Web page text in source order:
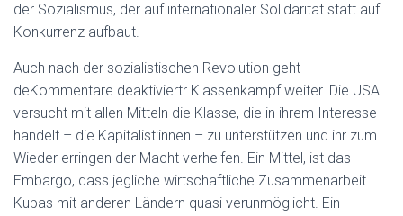
der Sozialismus, der auf internationaler Solidarität statt auf
Konkurrenz aufbaut.
Auch nach der sozialistischen Revolution geht
deKommentare deaktiviertr Klassenkampf weiter. Die USA
versucht mit allen Mitteln die Klasse, die in ihrem Interesse
handelt – die Kapitalist:innen – zu unterstützen und ihr zum
Wieder erringen der Macht verhelfen. Ein Mittel, ist das
Embargo, dass jegliche wirtschaftliche Zusammenarbeit
Kubas mit anderen Ländern quasi verunmöglicht. Ein